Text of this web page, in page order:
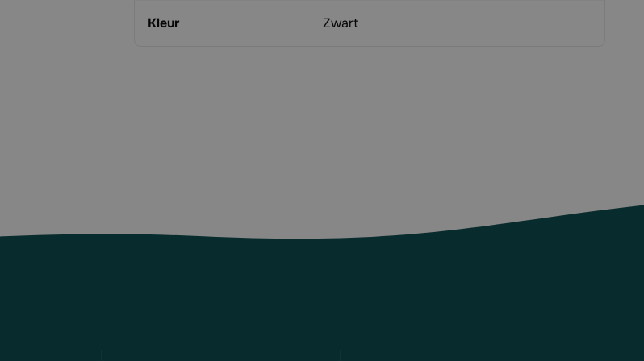
Kleur Zwart